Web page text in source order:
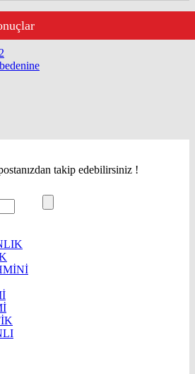
takip edebilirsiniz !